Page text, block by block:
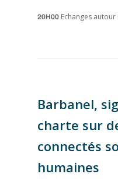
20H00 Echanges autour
Barbanel,
charte sur
connectés
humaines